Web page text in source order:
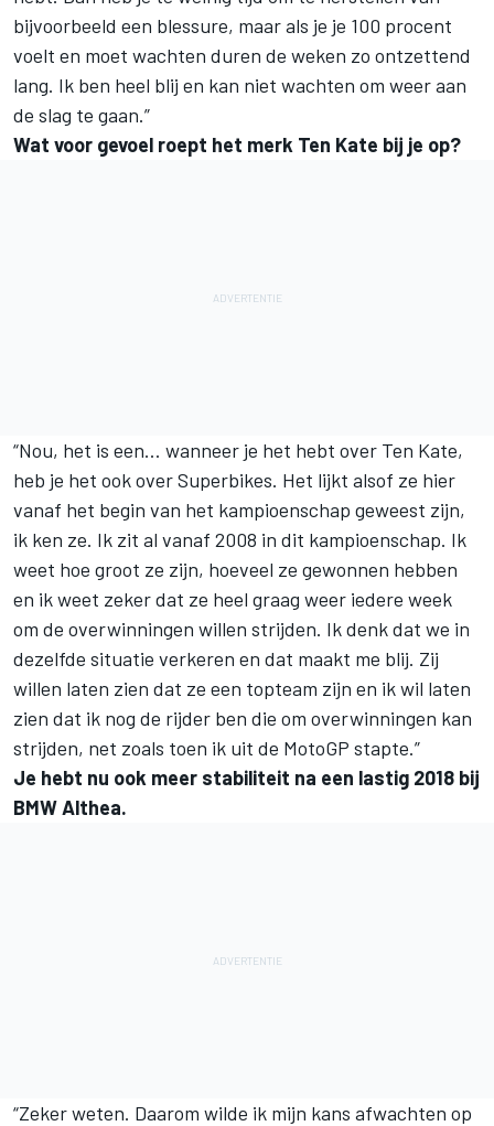
bijvoorbeeld een blessure, maar als je je 100 procent
voelt en moet wachten duren de weken zo ontzettend
lang. Ik ben heel blij en kan niet wachten om weer aan
de slag te gaan.”
Wat voor gevoel roept het merk Ten Kate bij je op?
“Nou, het is een… wanneer je het hebt over Ten Kate,
heb je het ook over Superbikes. Het lijkt alsof ze hier
vanaf het begin van het kampioenschap geweest zijn,
ik ken ze. Ik zit al vanaf 2008 in dit kampioenschap. Ik
weet hoe groot ze zijn, hoeveel ze gewonnen hebben
en ik weet zeker dat ze heel graag weer iedere week
om de overwinningen willen strijden. Ik denk dat we in
dezelfde situatie verkeren en dat maakt me blij. Zij
willen laten zien dat ze een topteam zijn en ik wil laten
zien dat ik nog de rijder ben die om overwinningen kan
strijden, net zoals toen ik uit de MotoGP stapte.”
Je hebt nu ook meer stabiliteit na een lastig 2018 bij
BMW Althea.
“Zeker weten. Daarom wilde ik mijn kans afwachten op